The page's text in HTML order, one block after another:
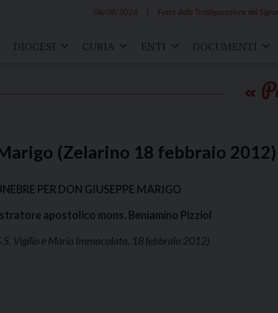
06/08/2026 Festa della Trasfigurazione del
DIOCESI CURIA ENTI DOCUMENTI
(Zelarino 18 febbraio 2012)
PER DON GIUSEPPE MARIGO
apostolico mons. Beniamino Pizziol
Vigilio e Maria Immacolata, 18 febbraio 2012)